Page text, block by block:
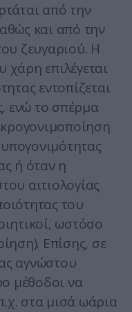
από την
και από την
ζευγαριού. Η
χάρη επιλέγεται
εντοπίζεται
ενώ το σπέρμα
υπογονιμότητας
ή όταν η
αιτιολογίας
του
ωστόσο
Επίσης, σε
αγνώστου
μέθοδοι να
στα μισά ωάρια